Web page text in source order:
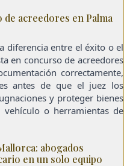
acreedores en Palma
diferencia entre el éxito o el
en concurso de acreedores
correctamente,
antes de que el juez los
y proteger bienes
vehículo o herramientas de
abogados
en un solo equipo